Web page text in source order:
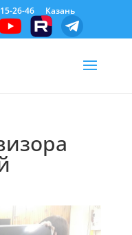
26-46
Казань